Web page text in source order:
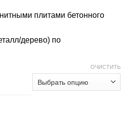
плитами бетонного
дерево) по
ОЧИСТИТЬ